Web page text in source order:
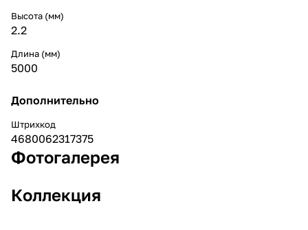
Высота (мм)
2.2
Длина (мм)
5000
Дополнительно
Штрихкод
4680062317375
Фотогалерея
Коллекция